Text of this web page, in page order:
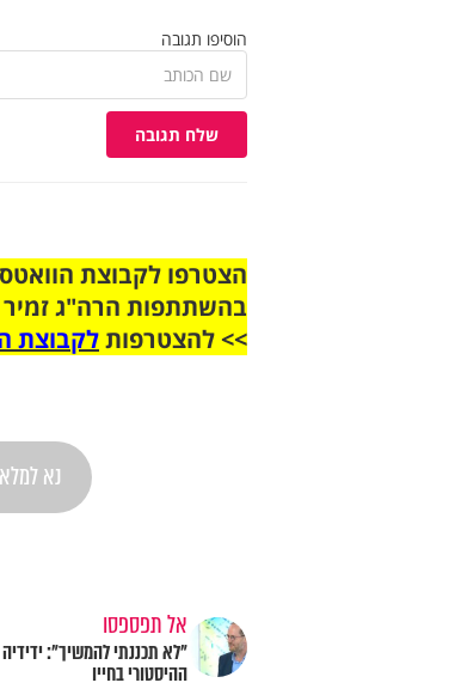
הוסיפו תגובה
שלח תגובה
בהשתתפות הרה"ג
>> להצטרפותלקבוצת
אל תפספסו
"לא תכננתי להמשיך":
ההיסטורי בחייו